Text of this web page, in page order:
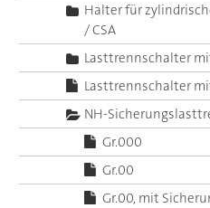
Halter für
/ CSA
Lasttrennschalter
Lasttrennschalter
NH-
Gr.000
Gr.00
Gr.00, mit